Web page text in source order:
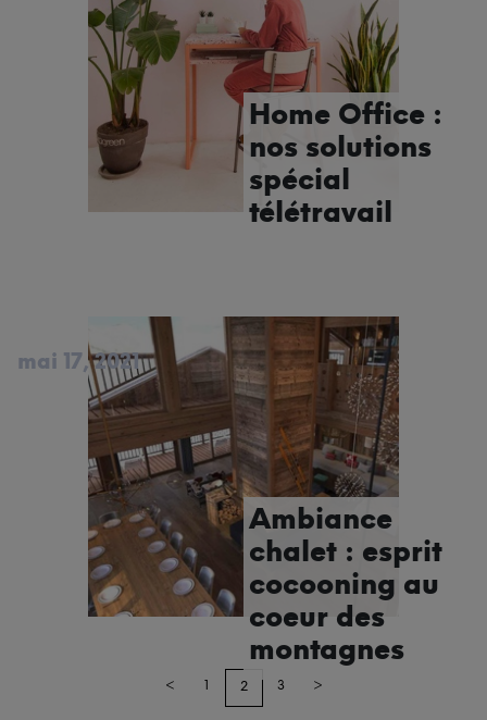
Home Office :
nos solutions
spécial
télétravail
Ambiance
chalet : esprit
cocooning au
coeur des
montagnes
mai 17, 2021
< 1 2 3 >